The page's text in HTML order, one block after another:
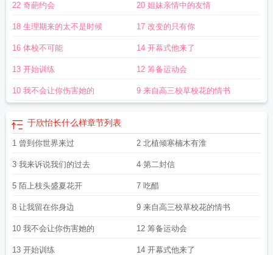
22 奇葩约会 20 姐妹亲情中的友情
18 生理期来的太不是时候 17 改变的只有你
16 体校不可能 14 开幕式他来了
13 开始训练 12 筹备运动会
10 我不会让你伤害她的 9 来自高三校草校花的情书
于欣怡长什么样章节列表
1 曾到你世界来过 2 北植倾寒楠木有淮
3 我来诉说我们的过去 4 第二封信
5 陌上枝头盛夏花开 7 吃醋
8 让我留在你身边 9 来自高三校草校花的情书
10 我不会让你伤害她的 12 筹备运动会
13 开始训练 14 开幕式他来了